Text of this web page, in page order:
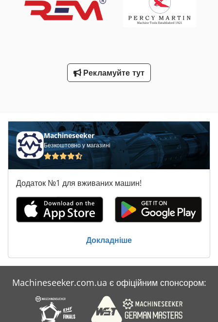
Рекламуйте тут
Machineseeker
Безкоштовно у магазині
Додаток №1 для вживаних машин!
Докладніше
Machineseeker.com.ua є офіційним спонсором: